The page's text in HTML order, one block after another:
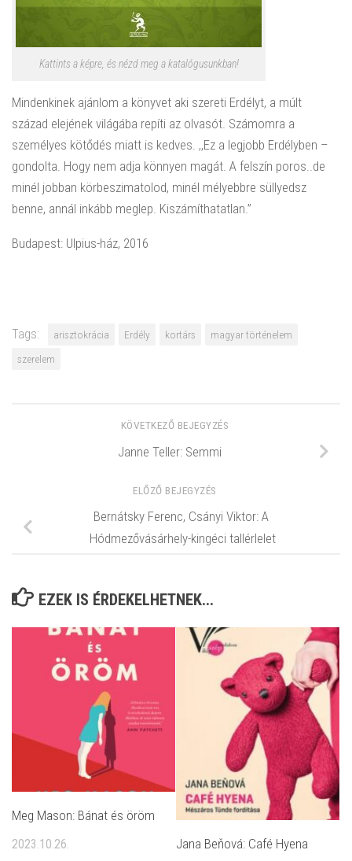
Kattints a képre, és nézd meg a katalógusunkban!
Mindenkinek ajánlom a könyvet aki szereti Erdélyt, a múlt
század elejének világába repíti az olvasót. Számomra a
személyes kötődés miatt is kedves. ,,Ez a legjobb Erdélyben –
gondolta. Hogy nem adja könnyen magát. A felszín poros..de
minél jobban körbeszimatolod, minél mélyebbre süllyedsz
benne, annál inkább meglep. Kiszámíthatatlan.”
Budapest: Ulpius-ház, 2016
Tags: arisztokrácia Erdély kortárs
magyar történelem
szerelem
KÖVETKEZŐ BEJEGYZÉS
Janne Teller: Semmi
ELŐZŐ BEJEGYZÉS
Bernátsky Ferenc, Csányi Viktor: A ​
Hódmezővásárhely-kingéci tallérlelet
EZEK IS ÉRDEKELHETNEK...
Meg Mason: Bánat és öröm
2023.10.26. Jana Beňová: Café Hyena